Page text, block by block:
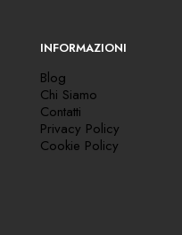
INFORMAZIONI
Blog
Chi Siamo
Contatti
Privacy Policy
Cookie Policy